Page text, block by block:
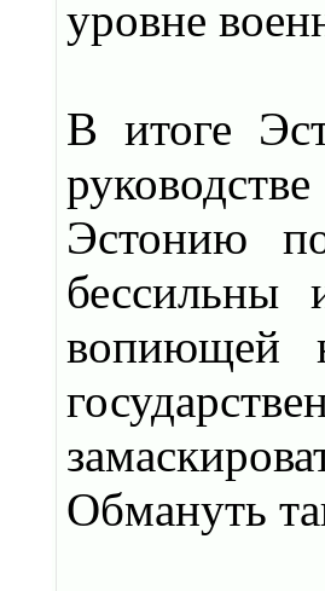
уровне
В итоге
Эстонию
бессильны
вопиющей
Обмануть